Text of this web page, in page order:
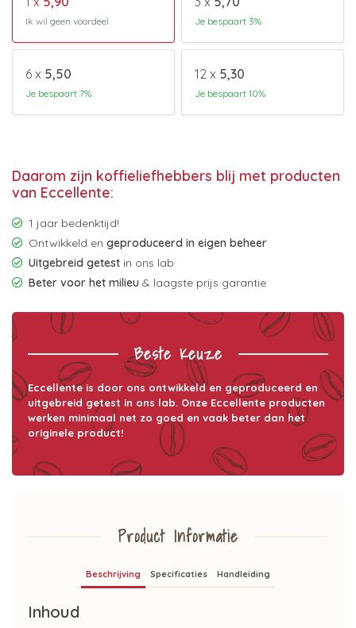
Ik wil geen voordeel Je bespaart 3%
6 x 5,50
Je bespaart 7%
12 x 5,30
Je bespaart 10%
Daarom zijn koffieliefhebbers blij met producten
van Eccellente:
1 jaar bedenktijd!
Ontwikkeld en geproduceerd in eigen beheer
Uitgebreid getest in ons lab
Beter voor het milieu & laagste prijs garantie
Beste Keuze
Eccellente is door ons ontwikkeld en geproduceerd en
uitgebreid getest in ons lab. Onze Eccellente producten
werken minimaal net zo goed en vaak beter dan het
originele product!
Product Informatie
Beschrijving Specificaties Handleiding
Inhoud